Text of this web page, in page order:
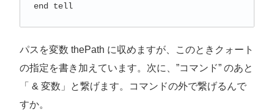
パスを変数 thePath に収めますが、このときクォート
の指定を書き加えています。次に、”コマンド” のあと
「 & 変数」と繋げます。コマンドの外で繋げるんで
すか。